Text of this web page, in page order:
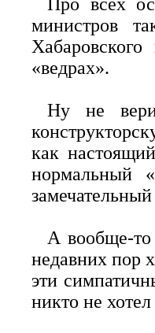
Про всех
министров
«ведрах».
Ну не
как
нормальный
А вообще-то
недавних пор
эти
никто не